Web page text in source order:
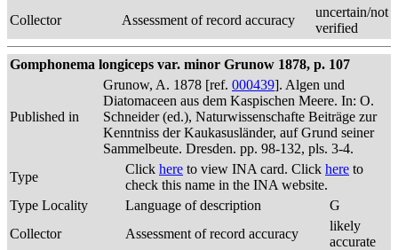
Collector
Assessment of record accuracy
uncertain/not
verified
Gomphonema longiceps var. minor Grunow 1878, p. 107
Published in
Grunow, A. 1878 [ref. 000439]. Algen und
Diatomaceen aus dem Kaspischen Meere. In: O.
Schneider (ed.), Naturwissenschafte Beiträge zur
Kenntniss der Kaukasusländer, auf Grund seiner
Sammelbeute. Dresden. pp. 98-132, pls. 3-4.
Type
Click here to view INA card. Click here to
check this name in the INA website.
Type Locality
Language of description
G
Collector
Assessment of record accuracy
likely
accurate